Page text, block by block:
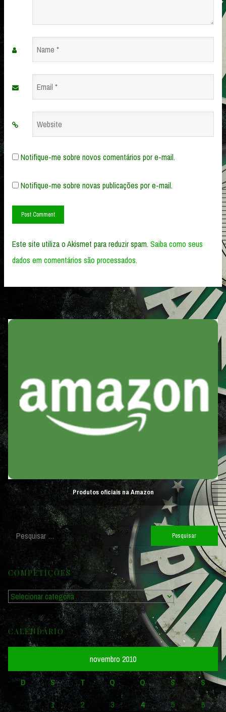
Name
Email
Website
Notifique-me sobre novos comentários por e-mail.
Notifique-me sobre novas publicações por e-mail.
Este site utiliza o Akismet para reduzir spam.Saiba como seus
dados em comentários são processados.
Produtos oficiais na Amazon
Pesquisar
por:
COMPETIÇÕES
Competições
CALENDÁRIO
novembro 2010
D S T Q Q S
S
1
2 3 4 5
6